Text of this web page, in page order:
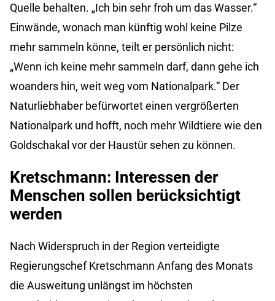
Quelle behalten. „Ich bin sehr froh um das Wasser.“
Einwände, wonach man künftig wohl keine Pilze
mehr sammeln könne, teilt er persönlich nicht:
„Wenn ich keine mehr sammeln darf, dann gehe ich
woanders hin, weit weg vom Nationalpark.“ Der
Naturliebhaber befürwortet einen vergrößerten
Nationalpark und hofft, noch mehr Wildtiere wie den
Goldschakal vor der Haustür sehen zu können.
Kretschmann: Interessen der
Menschen sollen berücksichtigt
werden
Nach Widerspruch in der Region verteidigte
Regierungschef Kretschmann Anfang des Monats
die Ausweitung unlängst im höchsten